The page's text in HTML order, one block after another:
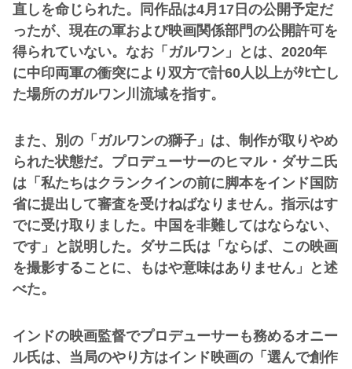
直しを命じられた。同作品は4月17日の公開予定だ
ったが、現在の軍および映画関係部門の公開許可を
得られていない。なお「ガルワン」とは、2020年
に中印両軍の衝突により双方で計60人以上がﾀﾋ亡し
た場所のガルワン川流域を指す。
また、別の「ガルワンの獅子」は、制作が取りやめ
られた状態だ。プロデューサーのヒマル・ダサニ氏
は「私たちはクランクインの前に脚本をインド国防
省に提出して審査を受けねばなりません。指示はす
でに受け取りました。中国を非難してはならない、
です」と説明した。ダサニ氏は「ならば、この映画
を撮影することに、もはや意味はありません」と述
べた。
インドの映画監督でプロデューサーも務めるオニー
ル氏は、当局のやり方はインド映画の「選んで創作